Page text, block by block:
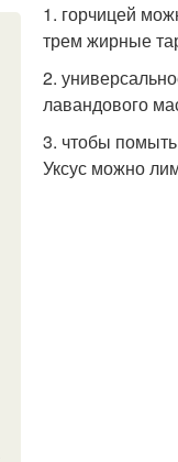
1. горчицей
трем жирные
2.
лавандового
3. чтобы помыть
Уксус можно